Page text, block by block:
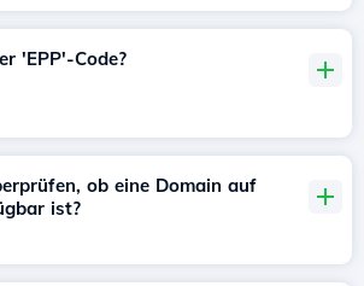
'EPP'-Code?
ob eine Domain auf
ist?